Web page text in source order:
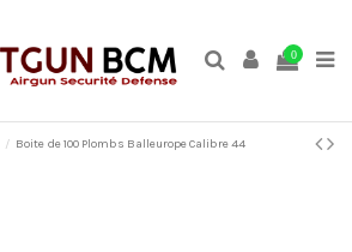
0
Boite de 100 Plombs Balleurope Calibre 44